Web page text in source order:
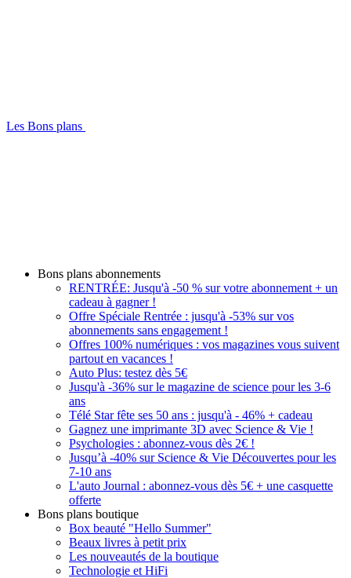
Les Bons plans
Bons plans abonnements
RENTRÉE: Jusqu'à -50 % sur votre abonnement + un
cadeau à gagner !
Offre Spéciale Rentrée : jusqu'à -53% sur vos
abonnements sans engagement !
Offres 100% numériques : vos magazines vous suivent
partout en vacances !
Auto Plus: testez dès 5€
Jusqu'à -36% sur le magazine de science pour les 3-6
ans
Télé Star fête ses 50 ans : jusqu'à - 46% + cadeau
Gagnez une imprimante 3D avec Science & Vie !
Psychologies : abonnez-vous dès 2€ !
Jusqu’à -40% sur Science & Vie Découvertes pour les
7-10 ans
L'auto Journal : abonnez-vous dès 5€ + une casquette
offerte
Bons plans boutique
Box beauté "Hello Summer"
Beaux livres à petit prix
Les nouveautés de la boutique
Technologie et HiFi